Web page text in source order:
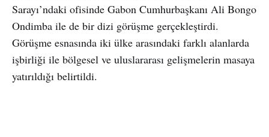
Sarayı’ndaki ofisinde Gabon Cumhurbaşkanı Ali Bongo
Ondimba ile de bir dizi görüşme gerçekleştirdi.
Görüşme esnasında iki ülke arasındaki farklı alanlarda
işbirliği ile bölgesel ve uluslararası gelişmelerin masaya
yatırıldığı belirtildi.